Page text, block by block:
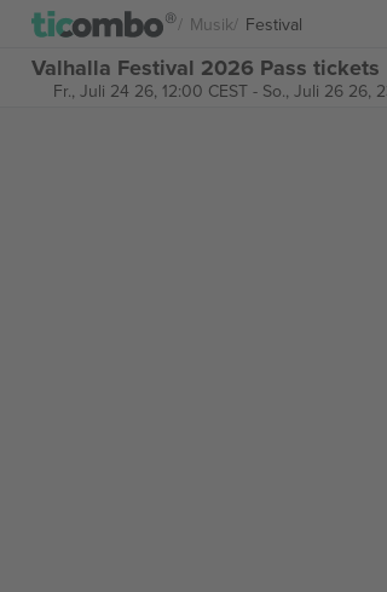
Musik Festival
Valhalla Festival 2026 Pass tickets
Fr., Juli 24 26, 12:00 CEST- So., Juli 26 26,